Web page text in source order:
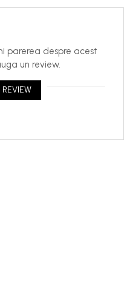
parerea despre acest
un review.